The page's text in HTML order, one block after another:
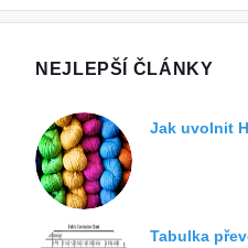
NEJLEPŠÍ ČLÁNKY
Jak uvolnit
Tabulka